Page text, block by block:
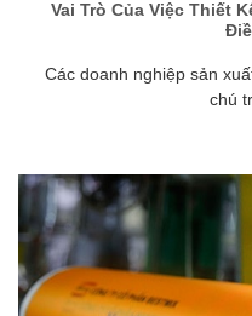
Vai Trò Của Việc Thiết
Các doanh nghiệp sản
chú